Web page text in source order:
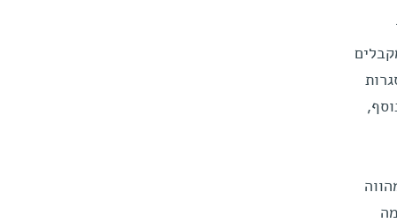
"יותר מ-100 בוגרים מקבלים